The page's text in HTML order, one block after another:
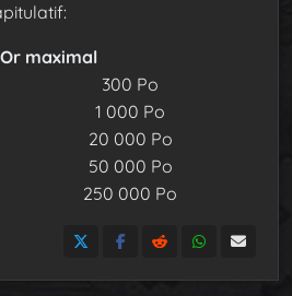
Or maximal
300 Po
1 000 Po
20 000 Po
50 000 Po
250 000 Po